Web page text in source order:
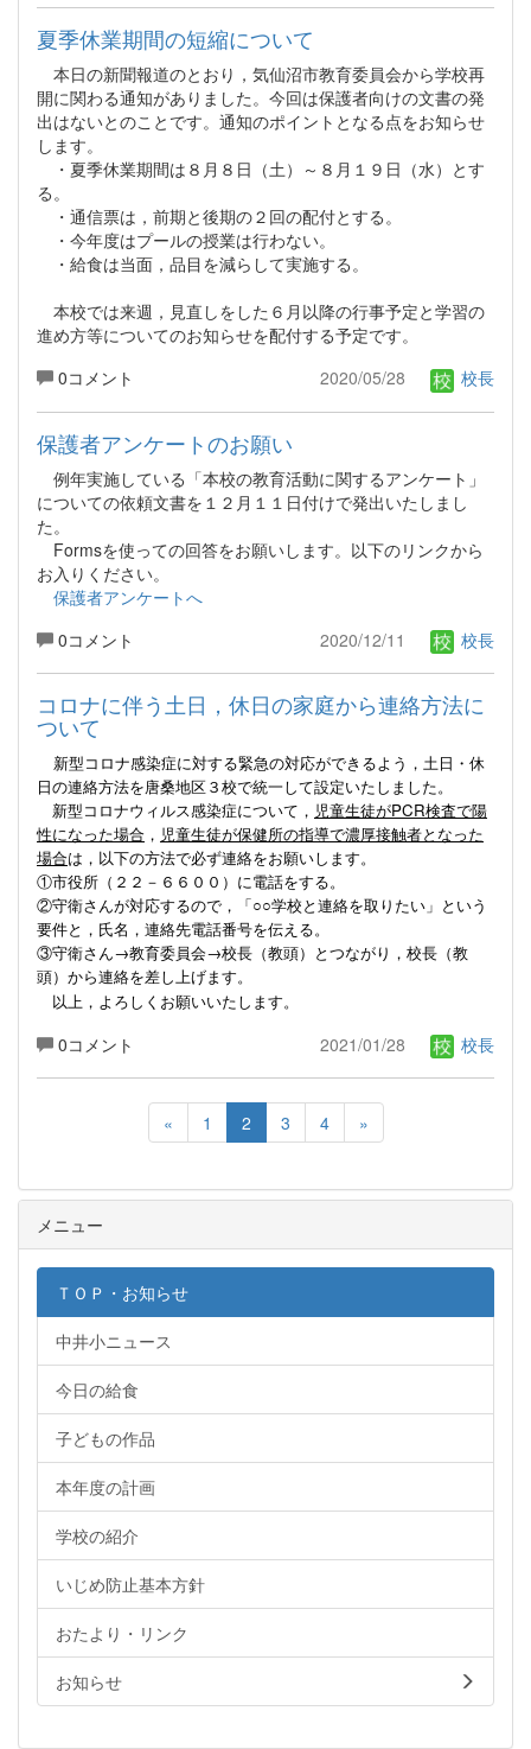
夏季休業期間の短縮について
本日の新聞報道のとおり，気仙沼市教育委員会から学校再
開に関わる通知がありました。今回は保護者向けの文書の発
出はないとのことです。通知のポイントとなる点をお知らせ
します。
・夏季休業期間は８月８日（土）～８月１９日（水）とす
る。
・通信票は，前期と後期の２回の配付とする。
・今年度はプールの授業は行わない。
・給食は当面，品目を減らして実施する。
本校では来週，見直しをした６月以降の行事予定と学習の
進め方等についてのお知らせを配付する予定です。
0コメント
2020/05/28 校長
保護者アンケートのお願い
例年実施している「本校の教育活動に関するアンケート」
についての依頼文書を１２月１１日付けで発出いたしまし
た。
Formsを使っての回答をお願いします。以下のリンクから
お入りください。
保護者アンケートへ
0コメント
2020/12/11 校長
コロナに伴う土日，休日の家庭から連絡方法に
ついて
新型コロナ感染症に対する緊急の対応ができるよう，土日・休
日の連絡方法を唐桑地区３校で統一して設定いたしました。
新型コロナウィルス感染症について， 児童生徒がPCR検査で陽
性になった場合 ， 児童生徒が保健所の指導で濃厚接触者となった
場合は，以下の方法で必ず連絡をお願いします。
①市役所（２２－６６００）に電話をする。
②守衛さんが対応するので，「○○学校と連絡を取りたい」という
要件と，氏名，連絡先電話番号を伝える。
③守衛さん→教育委員会→校長（教頭）とつながり，校長（教
頭）から連絡を差し上げます。
以上，よろしくお願いいたします。
0コメント 2021/01/28 校長
« 1 2 3 4 »
メニュー
ＴＯＰ・お知らせ
中井小ニュース
今日の給食
子どもの作品
本年度の計画
学校の紹介
いじめ防止基本方針
おたより・リンク
お知らせ